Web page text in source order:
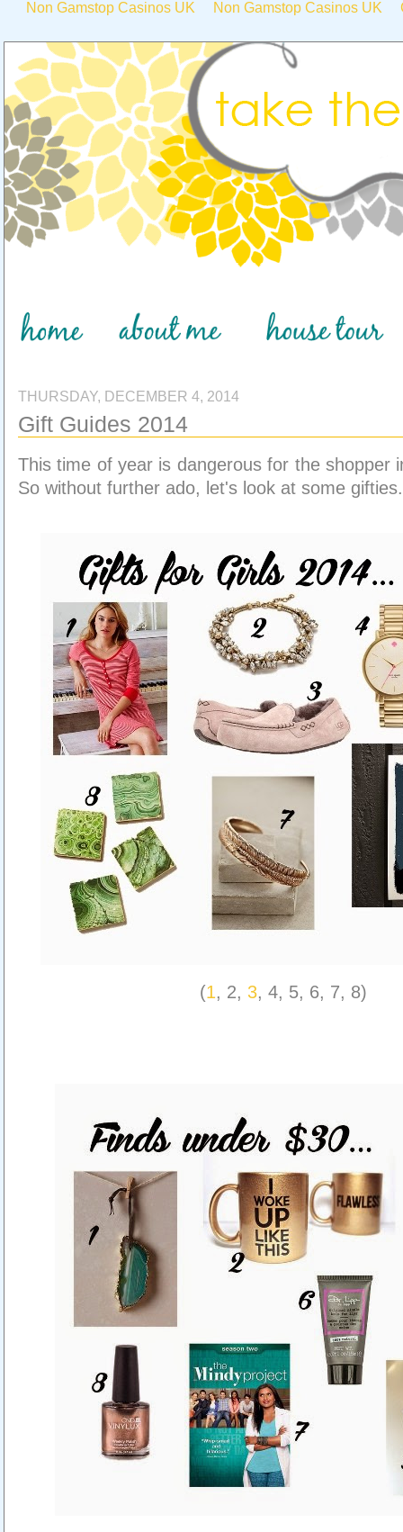
Non Gamstop Casinos UK Non Gamstop Casinos UK
THURSDAY, DECEMBER 4, 2014
Gift Guides 2014
This time of year is dangerous for the shopper
So without further ado, let's look at some gifties.
(1, 2, 3, 4, 5, 6, 7, 8)